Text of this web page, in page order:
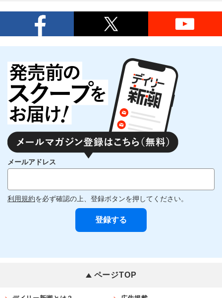
メールアドレス
利用規約を必ず確認の上、登録ボタンを押してください。
ページTOP